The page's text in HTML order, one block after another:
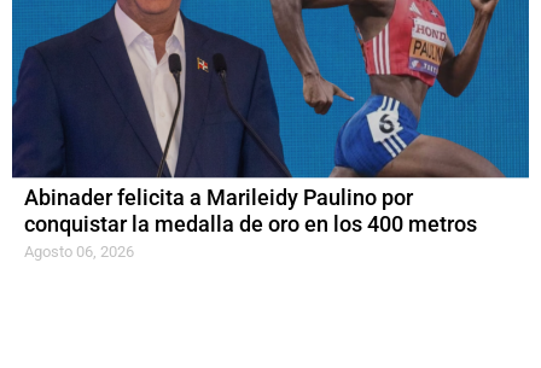
Abinader felicita a Marileidy Paulino por
conquistar la medalla de oro en los 400 metros
Agosto 06, 2026